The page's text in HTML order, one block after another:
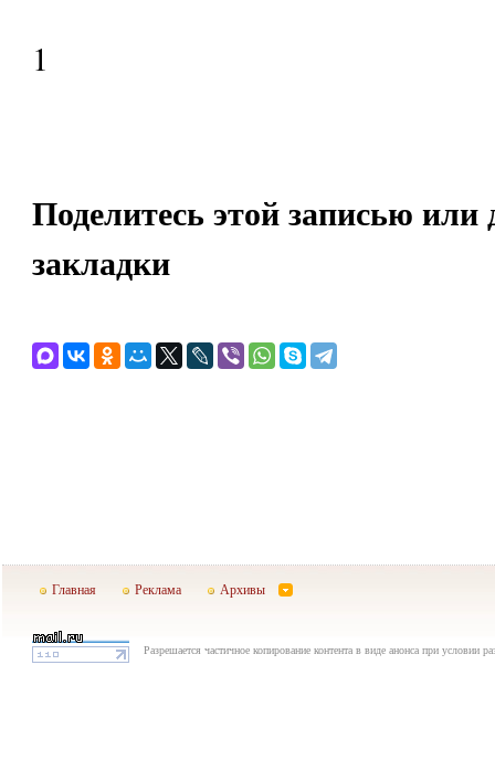
1
Поделитесь этой записью или
закладки
Главная Реклама Архивы
Разрешается частичное копирование контента в виде анонса при условии